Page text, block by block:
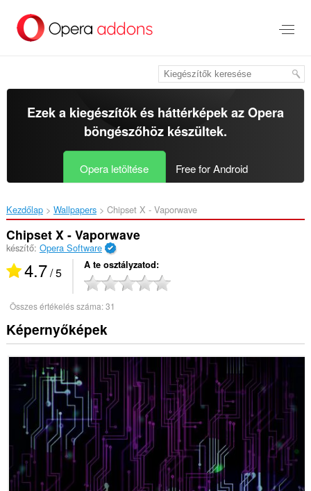
Ezek a kiegészítők és háttérképek azOpera
böngészőhözkészültek.
Opera letöltése Free for Android
Kezdőlap Wallpapers Chipset X - Vaporwave‎
Chipset X - Vaporwave
készítő: Opera Software
4.7/ 5 A te osztályzatod
Összes értékelés száma:31
Képernyőképek